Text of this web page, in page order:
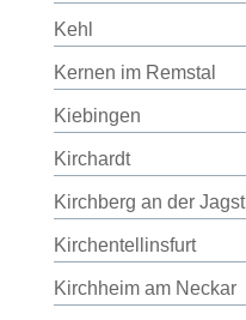
Kehl
Kernen im Remstal
Kiebingen
Kirchardt
Kirchberg an der Jagst
Kirchentellinsfurt
Kirchheim am Neckar